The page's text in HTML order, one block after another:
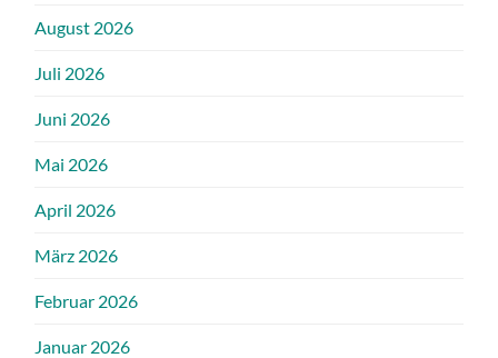
August 2026
Juli 2026
Juni 2026
Mai 2026
April 2026
März 2026
Februar 2026
Januar 2026